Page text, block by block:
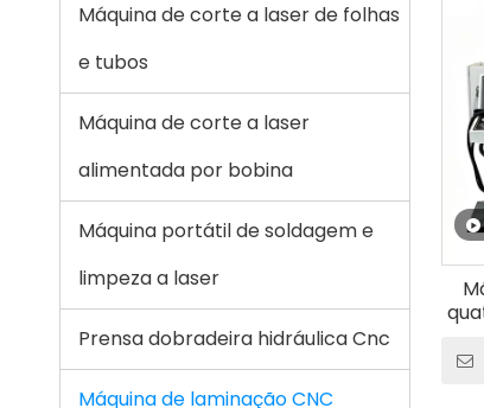
Máquina de corte a laser de folhas
e tubos
Máquina de corte a laser
alimentada por bobina
Máquina portátil de soldagem e
limpeza a laser
Prensa dobradeira hidráulica Cnc
Máquina de laminação CNC